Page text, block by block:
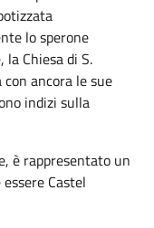
lo sperone
Chiesa di S.
ancora le sue
indizi sulla
è rappresentato un
Castel